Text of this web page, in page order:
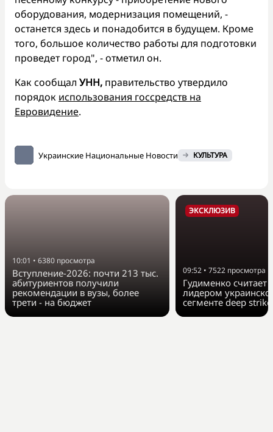
оборудования, модернизация помещений, -
останется здесь и понадобится в будущем. Кроме
того, большое количество работы для подготовки
проведет город", - отметил он.
Как сообщал УНН, правительство утвердило
порядок использования госсредств на
Евровидение.
Украинские Национальные Новости КУЛЬТУРА
10:01 • 6380 просмотра
Вступление-2026: почти 213 тыс.
абитуриентов получили
рекомендации в вузы, более
трети - на бюджет
ЭКСКЛЮЗИВ
09:52 • 7522 просмотра
Гудименко считает
лидером
сегменте deep strike